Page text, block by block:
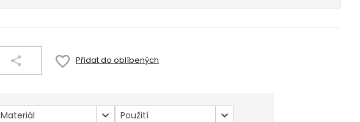
Přidat do oblíbených
Materiál Použití